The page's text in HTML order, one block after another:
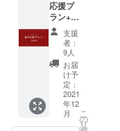
があり
ます。 *
紅茶の
原液は
１日で
は飲み
きれな
い時
は、
ペット
ボトル
考欄】
に２つ
の番号
を入力
してく
ださ
い。
①UME
②CHA
③SEN
（赤）
型)、直
径
90mm
）１枚
・モン
マス
ティー
５杯分 *
面会は
公共の
場、あ
応援プ
ラン+
(プラ
ス)】 ・
サンク
スメー
ル ・活
動報告
支援
者：
9人
お届
け予
定：
2021
年12
月
こ
の
リ